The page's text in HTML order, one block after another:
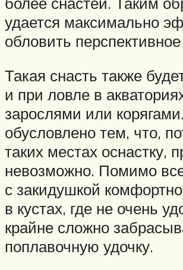
удается максимально
обловить
Такая снасть также
и при ловле в
зарослями или
обусловлено тем, что,
таких местах оснастку,
невозможно. Помимо
с закидушкой
в кустах, где не очень
крайне сложно
поплавочную удочку.